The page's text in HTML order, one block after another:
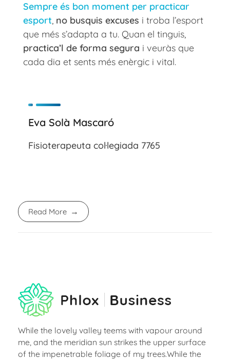
Sempre és bon moment per practicar
esport, no busquis excuses i troba l’esport
que més s’adapta a tu. Quan el tinguis,
practica’l de forma segura i veuràs que
cada dia et sents més enèrgic i vital.
Eva Solà Mascaró
Fisioterapeuta col·legiada 7765
Read More
While the lovely valley teems with vapour around
me, and the meridian sun strikes the upper surface
of the impenetrable foliage of my trees.While the